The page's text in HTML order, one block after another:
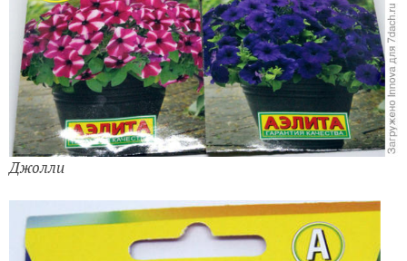
Джолли